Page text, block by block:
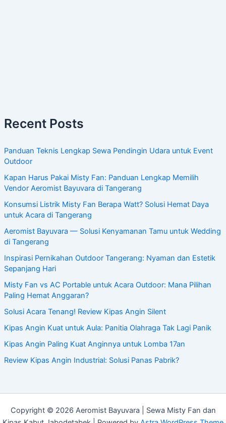
Recent Posts
Panduan Teknis Lengkap Sewa Pendingin Udara untuk Event
Outdoor
Kapan Harus Pakai Misty Fan: Panduan Lengkap Memilih
Vendor Aeromist Bayuvara di Tangerang
Konsumsi Listrik Misty Fan Berapa Watt? Solusi Hemat Daya
untuk Acara di Tangerang
Aeromist Bayuvara — Solusi Kenyamanan Tamu untuk Wedding
di Tangerang
Inspirasi Pernikahan Outdoor Tangerang: Nyaman dan Estetik
Sepanjang Hari
Misty Fan vs AC Portable untuk Acara Outdoor: Mana Pilihan
Paling Hemat Anggaran?
Solusi Acara Tenang! Review Kipas Angin Silent
Kipas Angin Kuat untuk Aula: Panitia Olahraga Tak Lagi Panik
Kipas Angin Paling Kuat Anginnya untuk Lomba 17an
Review Kipas Angin Industrial: Solusi Panas Pabrik?
Copyright © 2026 Aeromist Bayuvara | Sewa Misty Fan dan